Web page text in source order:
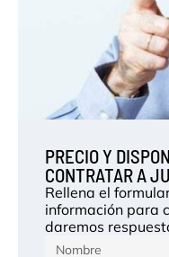
PRECIO Y
CONTRATAR A
Rellena el
información para
daremos
Nombre